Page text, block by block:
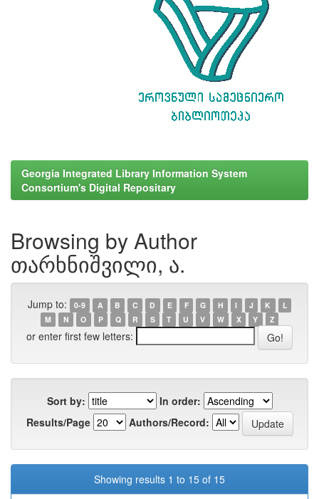
Georgia Integrated Library Information System
Consortium's Digital Repositary
Browsing by Author
თარხნიშვილი, ა.
Jump to: 0-9 A B C D E F G H I J K
L
M
N O P Q R S T U V W X Y Z
or enter first few letters:
Sort by:
In order:
Results/Page
Authors/Record:
Showing results 1 to 15 of 15